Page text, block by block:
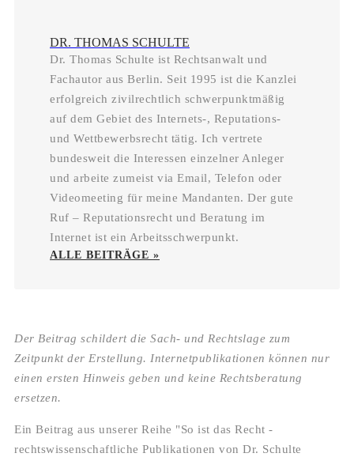
DR. THOMAS SCHULTE
Dr. Thomas Schulte ist Rechtsanwalt und
Fachautor aus Berlin. Seit 1995 ist die Kanzlei
erfolgreich zivilrechtlich schwerpunktmäßig
auf dem Gebiet des Internets-, Reputations-
und Wettbewerbsrecht tätig. Ich vertrete
bundesweit die Interessen einzelner Anleger
und arbeite zumeist via Email, Telefon oder
Videomeeting für meine Mandanten. Der gute
Ruf – Reputationsrecht und Beratung im
Internet ist ein Arbeitsschwerpunkt.
ALLE BEITRÄGE »
Der Beitrag schildert die Sach- und Rechtslage zum
Zeitpunkt der Erstellung. Internetpublikationen können nur
einen ersten Hinweis geben und keine Rechtsberatung
ersetzen.
Ein Beitrag aus unserer Reihe "So ist das Recht -
rechtswissenschaftliche Publikationen von Dr. Schulte